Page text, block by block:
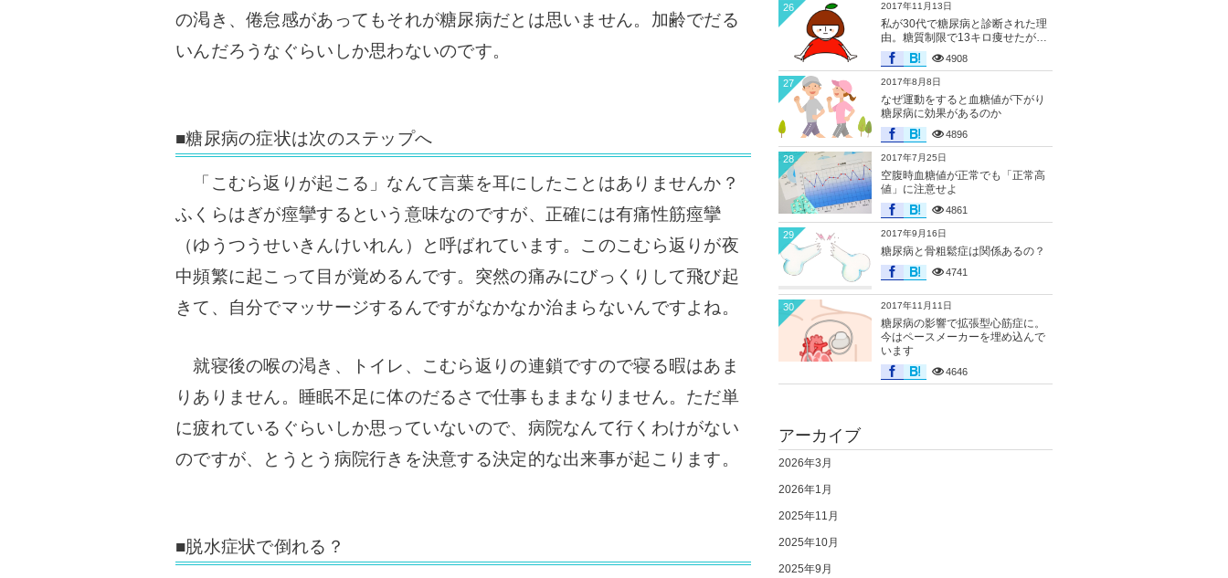
の渇き、倦怠感があってもそれが糖尿病だとは思いません。加齢でだる
いんだろうなぐらいしか思わないのです。
■糖尿病の症状は次のステップへ
「こむら返りが起こる」なんて言葉を耳にしたことはありませんか？
ふくらはぎが痙攣するという意味なのですが、正確には有痛性筋痙攣
（ゆうつうせいきんけいれん）と呼ばれています。このこむら返りが夜
中頻繁に起こって目が覚めるんです。突然の痛みにびっくりして飛び起
きて、自分でマッサージするんですがなかなか治まらないんですよね。
就寝後の喉の渇き、トイレ、こむら返りの連鎖ですので寝る暇はあま
りありません。睡眠不足に体のだるさで仕事もままなりません。ただ単
に疲れているぐらいしか思っていないので、病院なんて行くわけがない
のですが、とうとう病院行きを決意する決定的な出来事が起こります。
■脱水症状で倒れる？
2017年11月13日
私が30代で糖尿病と診断された理
由。糖質制限で13キロ痩せたが…
4908
26
2017年8月8日
なぜ運動をすると血糖値が下がり
糖尿病に効果があるのか
4896
27
2017年7月25日
空腹時血糖値が正常でも「正常高
値」に注意せよ
4861
28
2017年9月16日
糖尿病と骨粗鬆症は関係あるの？
4741
29
2017年11月11日
糖尿病の影響で拡張型心筋症に。
今はペースメーカーを埋め込んで
います
4646
30
アーカイブ
2026年3月
2026年1月
2025年11月
2025年10月
2025年9月